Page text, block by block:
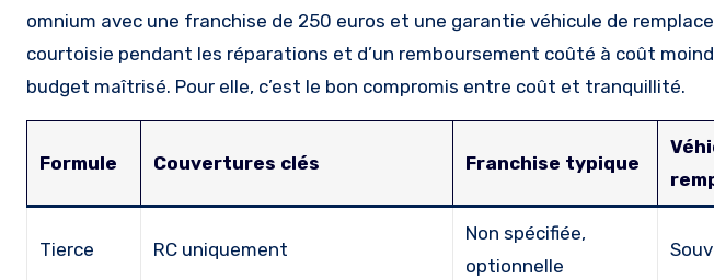
omnium avec une franchise de 250 euros et une garantie véhicule de
courtoisie pendant les réparations et d’un remboursement coûté à coût
budget maîtrisé. Pour elle, c’est le bon compromis entre coût et tranquillité.
Formule Couvertures clés Franchise typique
Tierce RC uniquement
Non spécifiée,
optionnelle